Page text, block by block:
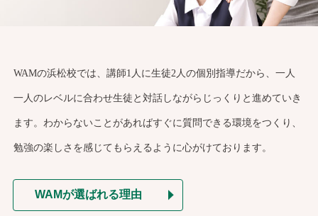
WAMの浜松校では、講師1人に生徒2人の個別指導だから、一人
一人のレベルに合わせ生徒と対話しながらじっくりと進めていき
ます。わからないことがあればすぐに質問できる環境をつくり、
勉強の楽しさを感じてもらえるように心がけております。
WAMが選ばれる理由